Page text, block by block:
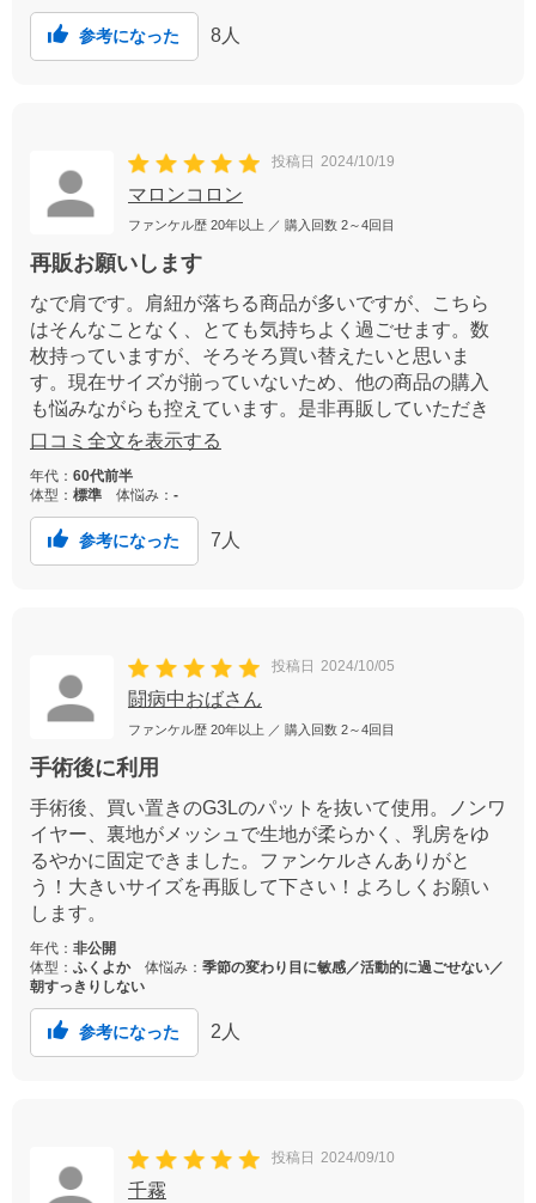
参考になった 8人
投稿日 2024/10/19
マロンコロン
ファンケル歴 20年以上 ／ 購入回数 2～4回目
再販お願いします
なで肩です。肩紐が落ちる商品が多いですが、こちら
はそんなことなく、とても気持ちよく過ごせます。数
枚持っていますが、そろそろ買い替えたいと思いま
す。現在サイズが揃っていないため、他の商品の購入
も悩みながらも控えています。是非再販していただき
たいなぁと願っています。
口コミ全文を表示する
年代： 60代前半
体型： 標準 体悩み： -
参考になった 7 人
投稿日 2024/10/05
闘病中おばさん
ファンケル歴 20年以上 ／ 購入回数 2～4回目
手術後に利用
手術後、買い置きのG3Lのパットを抜いて使用。ノンワ
イヤー、裏地がメッシュで生地が柔らかく、乳房をゆ
るやかに固定できました。ファンケルさんありがと
う！大きいサイズを再販して下さい！よろしくお願い
します。
年代： 非公開
体型： ふくよか体悩み： 季節の変わり目に敏感／活動的に過ごせない／
朝すっきりしない
参考になった 2 人
投稿日 2024/09/10
千霧